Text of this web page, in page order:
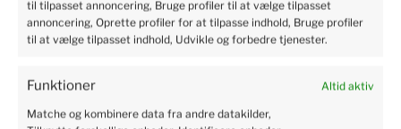
til tilpasset annoncering, Bruge profiler til at vælge tilpasset
annoncering, Oprette profiler for at tilpasse indhold, Bruge profiler
til at vælge tilpasset indhold, Udvikle og forbedre tjenester.
Funktioner Altid aktiv
Matche og kombinere data fra andre datakilder,
Tilføj til kurv